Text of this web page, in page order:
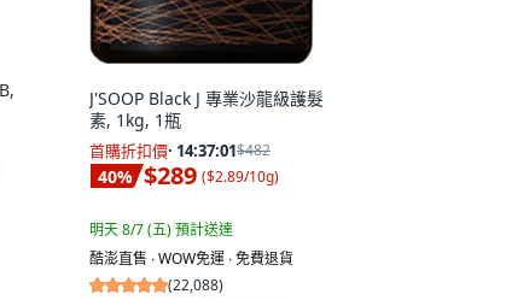
J'SOOP Black J 專業沙龍級護髮
素, 1kg, 1瓶
首購折扣價· 14:37:00$482
40% $289 ($2.89/10g)
明天 8/7 (五)預計送達
酷澎直售 ∙ WOW免運 ∙ 免費退貨
(22,088)